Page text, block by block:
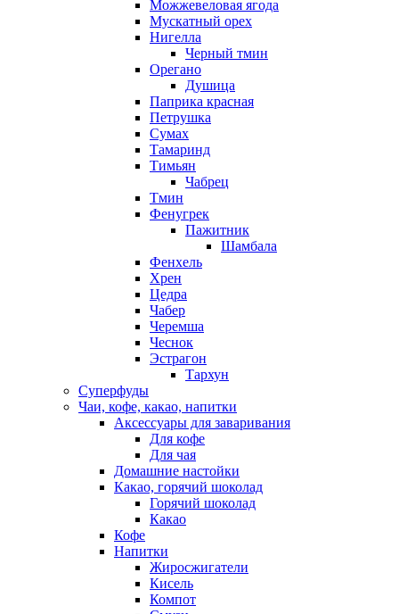
Можжевеловая ягода
Мускатный орех
Нигелла
Черный тмин
Орегано
Душица
Паприка красная
Петрушка
Сумах
Тамаринд
Тимьян
Чабрец
Тмин
Фенугрек
Пажитник
Шамбала
Фенхель
Хрен
Цедра
Чабер
Черемша
Чеснок
Эстрагон
Тархун
Суперфуды
Чаи, кофе, какао, напитки
Аксессуары для заваривания
Для кофе
Для чая
Домашние настойки
Какао, горячий шоколад
Горячий шоколад
Какао
Кофе
Напитки
Жиросжигатели
Кисель
Компот